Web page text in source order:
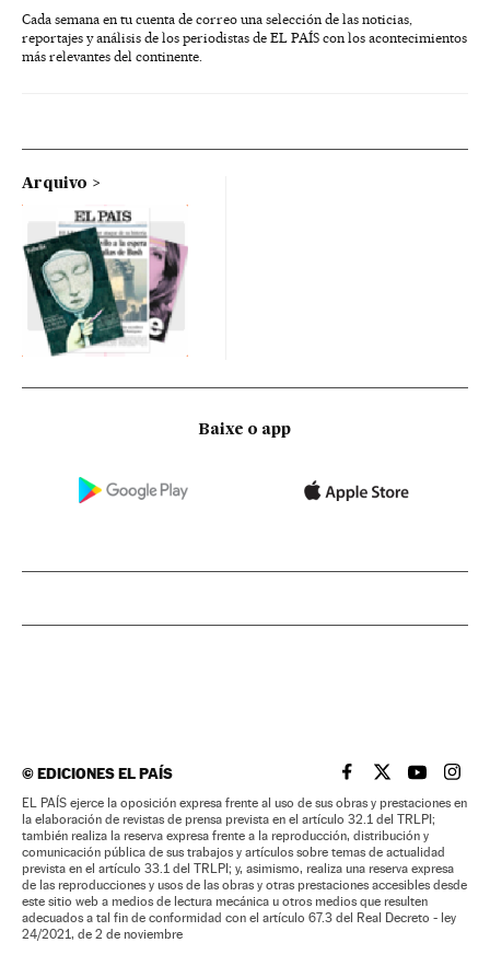
Cada semana en tu cuenta de correo una selección de las noticias,
reportajes y análisis de los periodistas de EL PAÍS con los acontecimientos
más relevantes del continente.
Arquivo
Baixe o app
©EDICIONES EL PAÍS EL PAÍS BRASIL EN
EL PAÍSEL PAÍS
EL
EL PAÍS ejerce la oposición expresa frente al uso de sus obras y prestaciones en
la elaboración de revistas de prensa prevista en el artículo 32.1 del TRLPI;
también realiza la reserva expresa frente a la reproducción, distribución y
comunicación pública de sus trabajos y artículos sobre temas de actualidad
prevista en el artículo 33.1 del TRLPI; y, asimismo, realiza una reserva expresa
de las reproducciones y usos de las obras y otras prestaciones accesibles desde
este sitio web a medios de lectura mecánica u otros medios que resulten
adecuados a tal fin de conformidad con el artículo 67.3 del Real Decreto - ley
24/2021, de 2 de noviembre